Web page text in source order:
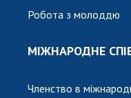
Робота з молоддю
МІЖНАРОДНЕ
Членство в